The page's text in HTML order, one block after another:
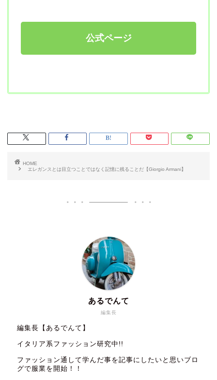
公式ページ
HOME
エレガンスとは目立つことではなく記憶に残ることだ【Giorgio Armani】
編集長
あるでんて
編集長【あるでんて】
イタリア系ファッション研究中!!
ファッション通して学んだ事を記事にしたいと思いブロ
グで服業を開始！！